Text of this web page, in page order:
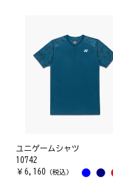
ユニゲームシャツ
10742
￥ 6,160 （税込）